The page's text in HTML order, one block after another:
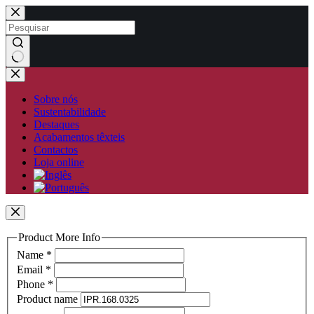
Pular
para
o
conteúdo
Sem
resultados
Sobre nós
Sustentabilidade
Destaques
Acabamentos têxteis
Contactos
Loja online
Product More Info
Name *
Email *
Phone *
Product name